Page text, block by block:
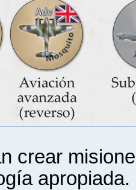
crear
apropiada.